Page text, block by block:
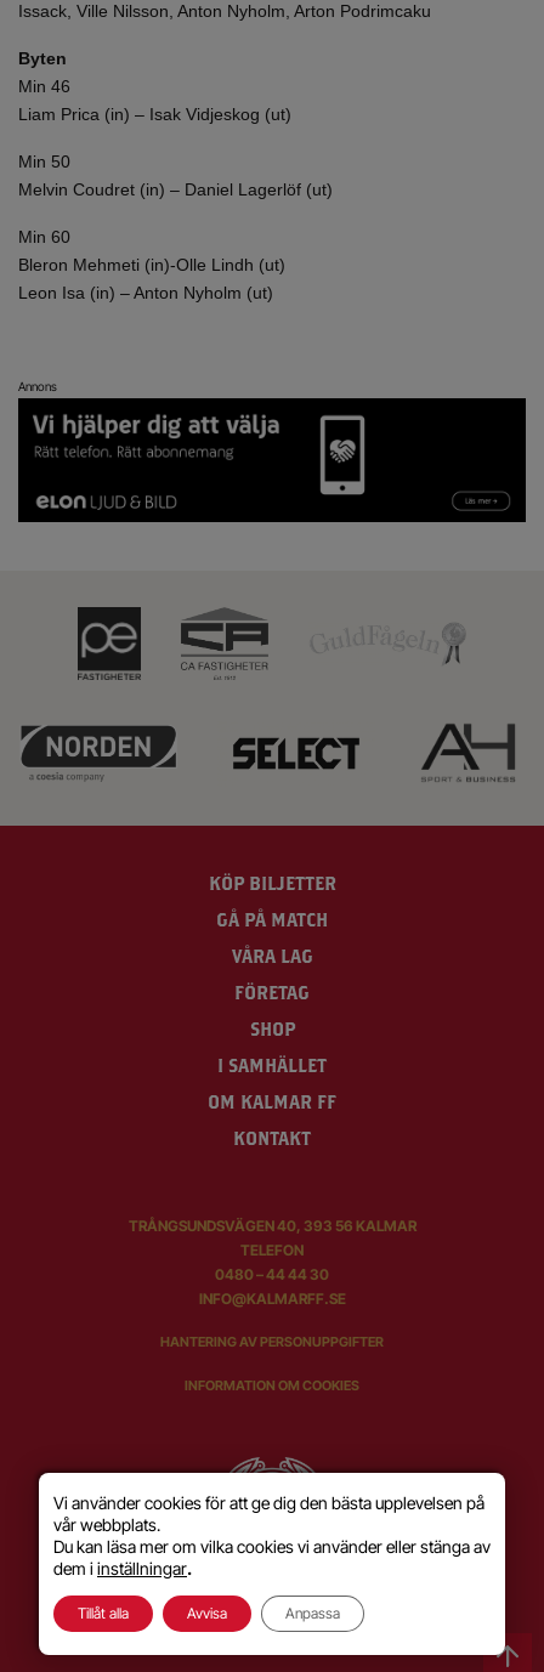
Issack, Ville Nilsson, Anton Nyholm, Arton Podrimcaku
Byten
Min 46
Liam Prica (in) – Isak Vidjeskog (ut)
Min 50
Melvin Coudret (in) – Daniel Lagerlöf (ut)
Min 60
Bleron Mehmeti (in)-Olle Lindh (ut)
Leon Isa (in) – Anton Nyholm (ut)
Annons
KÖP BILJETTER
GÅ PÅ MATCH
VÅRA LAG
FÖRETAG
SHOP
I SAMHÄLLET
OM KALMAR FF
KONTAKT
TRÅNGSUNDSVÄGEN 40, 393 56 KALMAR
TELEFON
0480 – 44 44 30
INFO@KALMARFF.SE
HANTERING AV PERSONUPPGIFTER
INFORMATION OM COOKIES
Vi använder cookies för att ge dig den bästa upplevelsen på
vår webbplats.
Du kan läsa mer om vilka cookies vi använder eller stänga av
dem i inställningar.
Tillåt alla Avvisa Anpassa